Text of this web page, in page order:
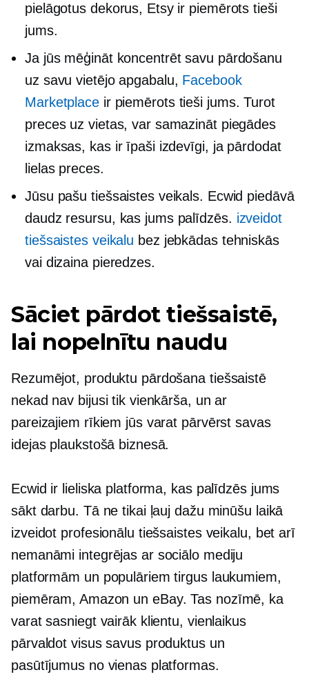
pielāgotus dekorus, Etsy ir piemērots tieši
jums.
Ja jūs mēģināt koncentrēt savu pārdošanu
uz savu vietējo apgabalu, Facebook
Marketplaceir piemērots tieši jums. Turot
preces uz vietas, var samazināt piegādes
izmaksas, kas ir īpaši izdevīgi, ja pārdodat
lielas preces.
Jūsu pašu tiešsaistes veikals. Ecwid piedāvā
daudz resursu, kas jums palīdzēs. izveidot
tiešsaistes veikalu bez jebkādas tehniskās
vai dizaina pieredzes.
Sāciet pārdot tiešsaistē,
lai nopelnītu naudu
Rezumējot, produktu pārdošana tiešsaistē
nekad nav bijusi tik vienkārša, un ar
pareizajiem rīkiem jūs varat pārvērst savas
idejas plaukstošā biznesā.
Ecwid ir lieliska platforma, kas palīdzēs jums
sākt darbu. Tā ne tikai ļauj dažu minūšu laikā
izveidot profesionālu tiešsaistes veikalu, bet arī
nemanāmi integrējas ar sociālo mediju
platformām un populāriem tirgus laukumiem,
piemēram, Amazon un eBay. Tas nozīmē, ka
varat sasniegt vairāk klientu, vienlaikus
pārvaldot visus savus produktus un
pasūtījumus no vienas platformas.